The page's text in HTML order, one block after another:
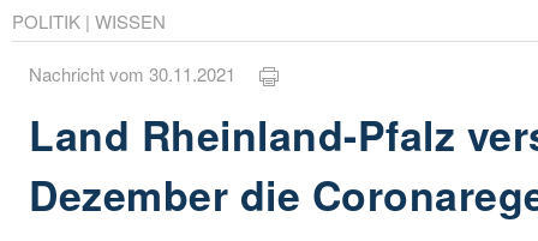
POLITIK | WISSEN
Nachricht vom 30.11.2021
Land Rheinland-Pfalz
Dezember die